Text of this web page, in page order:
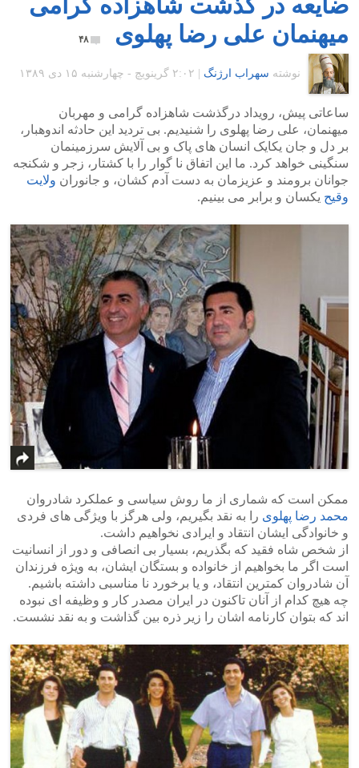
میهنمان علی رضا پهلوی
۴۸
نوشته سهراب ارژنگ ۲:۰۲ گرينويچ - چهارشنبه ۱۵ دی ۱۳۸۹
ساعاتی پیش، رویداد درگذشت شاهزاده گرامی و مهربان
میهنمان، علی رضا پهلوی را شنیدیم. بی تردید این حادثه اندوهبار،
بر دل و جان یکایک انسان های پاک و بی آلایش سرزمینمان
سنگینی خواهد کرد. ما این اتفاق نا گوار را با کشتار، زجر و شکنجه
جوانان برومند و عزیزمان به دست آدم کشان، و جانوران ولایت
وقیح یکسان و برابر می بینیم.
ممکن است که شماری از ما روش سیاسی و عملکرد شادروان
محمد رضا پهلوی را به نقد بگیریم، ولی هرگز با ویژگی های فردی
و خانوادگی ایشان انتقاد و ایرادی نخواهیم داشت.
از شخص شاه فقید که بگذریم، بسیار بی انصافی و دور از انسانیت
است اگر ما بخواهیم از خانواده و بستگان ایشان، به ویژه فرزندان
آن شادروان کمترین انتقاد، و یا برخورد نا مناسبی داشته باشیم.
چه هیچ کدام از آنان تاکنون در ایران مصدر کار و وظیفه ای نبوده
اند که بتوان کارنامه اشان را زیر ذره بین گذاشت و به نقد نشست.